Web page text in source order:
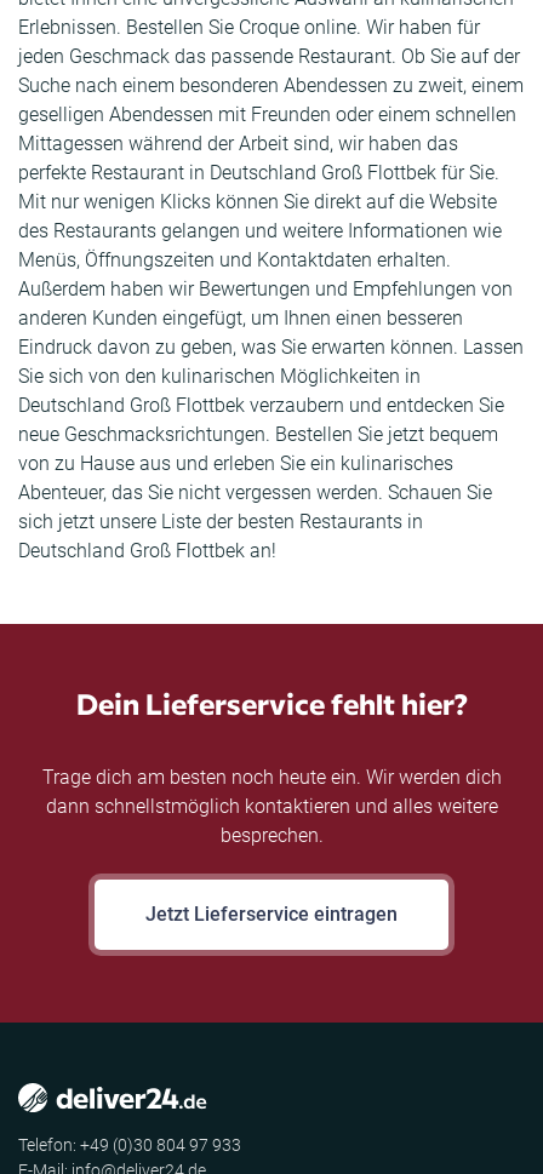
Erlebnissen. Bestellen Sie Croque online. Wir haben für
jeden Geschmack das passende Restaurant. Ob Sie auf der
Suche nach einem besonderen Abendessen zu zweit, einem
geselligen Abendessen mit Freunden oder einem schnellen
Mittagessen während der Arbeit sind, wir haben das
perfekte Restaurant in Deutschland Groß Flottbek für Sie.
Mit nur wenigen Klicks können Sie direkt auf die Website
des Restaurants gelangen und weitere Informationen wie
Menüs, Öffnungszeiten und Kontaktdaten erhalten.
Außerdem haben wir Bewertungen und Empfehlungen von
anderen Kunden eingefügt, um Ihnen einen besseren
Eindruck davon zu geben, was Sie erwarten können. Lassen
Sie sich von den kulinarischen Möglichkeiten in
Deutschland Groß Flottbek verzaubern und entdecken Sie
neue Geschmacksrichtungen. Bestellen Sie jetzt bequem
von zu Hause aus und erleben Sie ein kulinarisches
Abenteuer, das Sie nicht vergessen werden. Schauen Sie
sich jetzt unsere Liste der besten Restaurants in
Deutschland Groß Flottbek an!
Dein Lieferservice fehlt hier?
Trage dich am besten noch heute ein. Wir werden dich
dann schnellstmöglich kontaktieren und alles weitere
besprechen.
Jetzt Lieferservice eintragen
Telefon: +49 (0)30 804 97 933